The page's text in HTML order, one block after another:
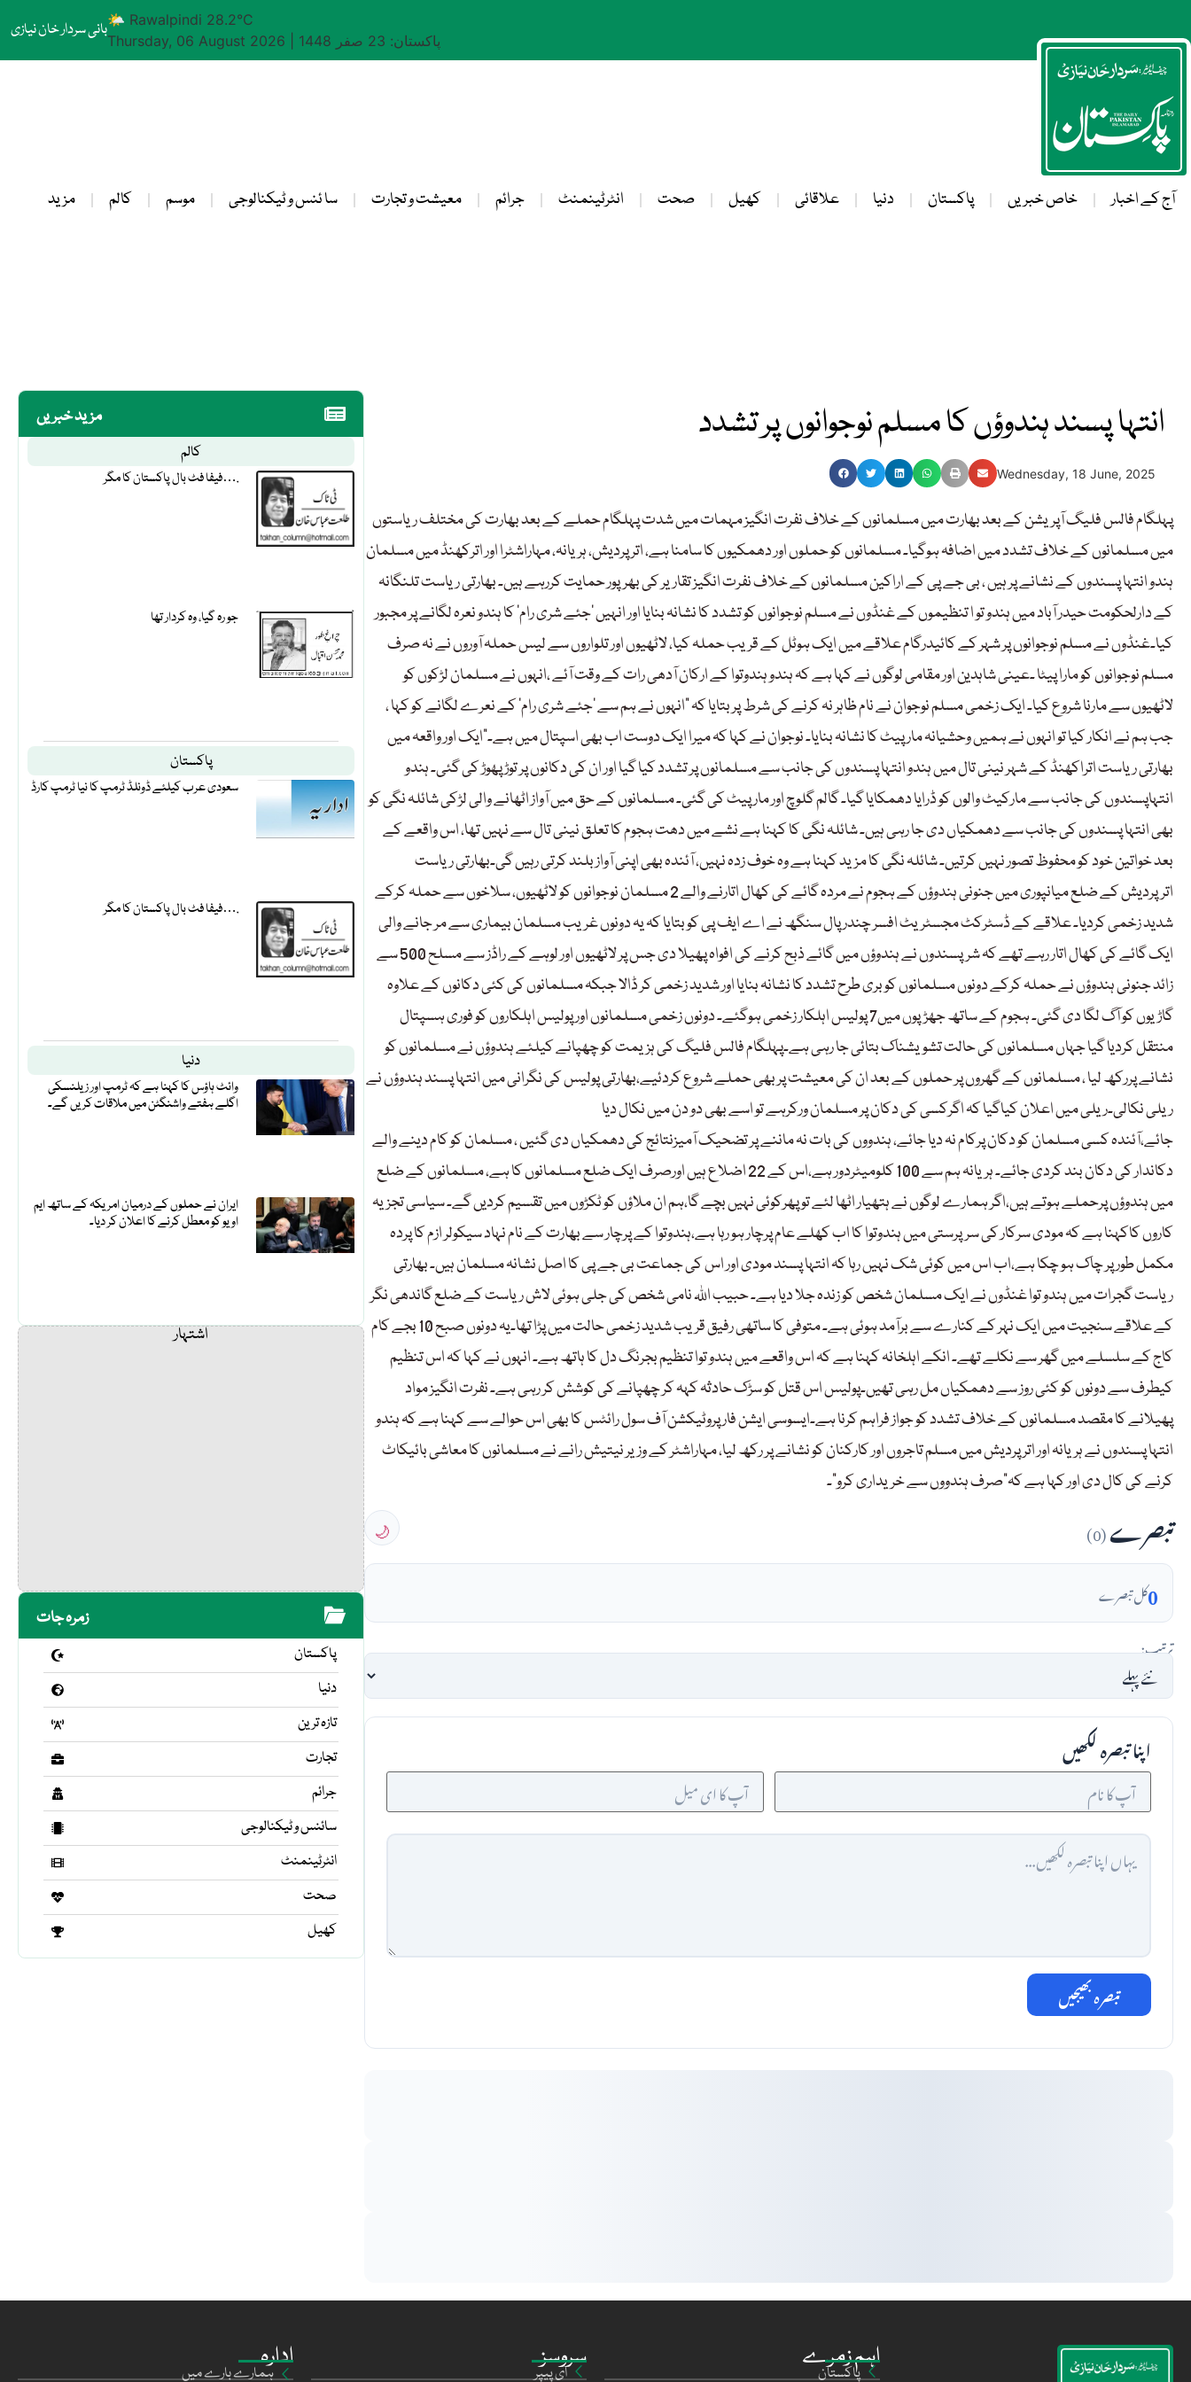
بانی سردار خان نیازی🌤 Rawalpindi 28.2°C
Thursday, 06 August 2026
پاکستان: 23 صفر 1448
آج کے اخبار خاص خبریں پاکستان دنیا علاقائی کھیل صحت انٹرٹینمنٹ جرائم معیشت و تجارت سا ئنس و ٹیکنالوجی موسم کالم مزید
مزید خبریں
کالم
فیفا فٹ بال پاکستان کا مگر….
جو رہ گیا، وہ کردار تھا
پاکستان
سعودی عرب کیلئے ڈونلڈ ٹرمپ کا نیا ٹرمپ کارڈ
فیفا فٹ بال پاکستان کا مگر….
دنیا
وائٹ ہاؤس کا کہنا ہے کہ ٹرمپ اور زیلنسکی
اگلے ہفتے واشنگٹن میں ملاقات کریں گے۔
ایران نے حملوں کے درمیان امریکہ کے ساتھ ایم
او یو کو معطل کرنے کا اعلان کر دیا۔
اشتہار
زمرہ جات
پاکستان
دنیا
تازہ ترین
تجارت
جرائم
سائنس و ٹیکنالوجی
انٹرٹینمنٹ
صحت
کھیل
انتہا پسند ہندوؤں کا مسلم نوجوانوں پر تشدد
Wednesday, 18 June, 2025
پہلگام فالس فلیگ آپریشن کے بعد بھارت میں مسلمانوں کے خلاف نفرت انگیز مہمات میں شدت پہلگام حملے کے بعد بھارت کی مختلف ریاستوں
میں مسلمانوں کے خلاف تشدد میں اضافہ ہوگیا۔ مسلمانوں کو حملوں اور دھمکیوں کا سامنا ہے، اتر پردیش، ہریانہ، مہاراشٹرا اور اترکھنڈ میں مسلمان
ہندو انتہا پسندوں کے نشانے پر ہیں ، بی جے پی کے اراکین مسلمانوں کے خلاف نفرت انگیز تقاریر کی بھرپور حمایت کررہے ہیں۔ بھارتی ریاست تلنگانہ
کے دارلحکومت حیدر آباد میں ہندو تو ا تنظیموں کے غنڈوں نے مسلم نوجوانوں کو تشدد کا نشانہ بنایا اور انہیں ‘جئے شری رام’ کا ہندو نعرہ لگانے پر مجبور
کیا۔غنڈوں نے مسلم نوجوانوں پر شہر کے کائیدرگام علاقے میں ایک ہوٹل کے قریب حملہ کیا، لاٹھیوں اور تلواروں سے لیس حملہ آوروں نے نہ صرف
مسلم نوجوانوں کو مارا پیٹا ۔عینی شاہدین اور مقامی لوگوں نے کہا ہے کہ ہندو ہندوتوا کے ارکان آدھی رات کے وقت آئے ،انہوں نے مسلمان لڑکوں کو
لاٹھیوں سے مارنا شروع کیا۔ ایک زخمی مسلم نوجوان نے نام ظاہر نہ کرنے کی شرط پر بتایا کہ ”انہوں نے ہم سے ‘جئے شری رام’ کے نعرے لگانے کو کہا ،
جب ہم نے انکار کیا تو انہوں نے ہمیں وحشیانہ مار پیٹ کا نشانہ بنایا۔ نوجوان نے کہا کہ میرا ایک دوست اب بھی اسپتال میں ہے۔”ایک اور واقعہ میں
بھارتی ریاست اتراکھنڈ کے شہر نینی تال میں ہندو انتہا پسندوں کی جانب سے مسلمانوں پر تشدد کیا گیا اور ان کی دکانوں پر توڑ پھوڑ کی گئی۔ ہندو
انتہاپسندوں کی جانب سے مارکیٹ والوں کو ڈرایا دھمکایا گیا۔ گالم گلوچ اور مار پیٹ کی گئی۔ مسلمانوں کے حق میں آواز اٹھانے والی لڑکی شائلہ نگی کو
بھی انتہا پسندوں کی جانب سے دھمکیاں دی جا رہی ہیں۔ شائلہ نگی کا کہنا ہے نشے میں دھت ہجوم کا تعلق نینی تال سے نہیں تھا، اس واقعے کے
بعد خواتین خود کو محفوظ تصور نہیں کرتیں۔ شائلہ نگی کا مزید کہنا ہے وہ خوف زدہ نہیں، آئندہ بھی اپنی آواز بلند کرتی رہیں گی۔بھارتی ریاست
اترپردیش کے ضلع میانپوری میں جنونی ہندوؤں کے ہجوم نے مردہ گائے کی کھال اتارنے والے 2 مسلمان نوجوانوں کو لاٹھیوں، سلاخوں سے حملہ کرکے
شدید زخمی کردیا۔ علاقے کے ڈسٹرکٹ مجسٹریٹ افسر چندر پال سنگھ نے اے ایف پی کو بتایا کہ یہ دونوں غریب مسلمان بیماری سے مر جانے والی
ایک گائے کی کھال اتار رہے تھے کہ شرپسندوں نے ہندوؤں میں گائے ذبح کرنے کی افواہ پھیلا دی جس پر لاٹھیوں اور لوہے کے راڈز سے مسلح 500 سے
زائد جنونی ہندوؤں نے حملہ کرکے دونوں مسلمانوں کو بری طرح تشدد کا نشانہ بنایا اور شدید زخمی کر ڈالا جبکہ مسلمانوں کی کئی دکانوں کے علاوہ
گاڑیوں کو آگ لگا دی گئی۔ ہجوم کے ساتھ جھڑپوں میں7 پولیس اہلکار زخمی ہوگئے۔ دونوں زخمی مسلمانوں اور پولیس اہلکاروں کو فوری ہسپتال
منتقل کردیا گیا جہاں مسلمانوں کی حالت تشویشناک بتائی جا رہی ہے۔پہلگام فالس فلیگ کی ہزیمت کو چھپانے کیلئے ہندوؤں نے مسلمانوں کو
نشانے پررکھ لیا ، مسلمانوں کے گھروں پر حملوں کے بعد ان کی معیشت پربھی حملے شروع کردئیے،بھارتی پولیس کی نگرانی میں انتہا پسند ہندوؤں نے
ریلی نکالی۔ریلی میں اعلان کیاگیا کہ اگرکسی کی دکان پر مسلمان ورکرہے تو اسے بھی دو دن میں نکال دیا
جائے،آئندہ کسی مسلمان کو دکان پرکام نہ دیا جائے، ہندووں کی بات نہ ماننے پر تضحیک آمیزنتائج کی دھمکیاں دی گئیں ، مسلمان کو کام دینے والے
دکاندار کی دکان بند کردی جائے۔ ہریانہ ہم سے 100 کلومیٹردور ہے،اس کے 22 اضلاع ہیں اورصرف ایک ضلع مسلمانوں کا ہے، مسلمانوں کے ضلع
میں ہندوؤں پرحملے ہوتے ہیں،اگر ہمارے لوگوں نے ہتھیار اٹھا لئے تو پھرکوئی نہیں بچے گا،ہم ان ملاؤں کو ٹکڑوں میں تقسیم کردیں گے۔ سیاسی تجزیہ
کاروں کاکہنا ہے کہ مودی سرکار کی سرپرستی میں ہندوتوا کا اب کھلے عام پرچار ہو رہا ہے،ہندوتوا کے پرچار سے بھارت کے نام نہاد سیکولر ازم کا پردہ
مکمل طور پر چاک ہو چکا ہے،اب اس میں کوئی شک نہیں رہا کہ انتہا پسند مودی اور اس کی جماعت بی جے پی کا اصل نشانہ مسلمان ہیں۔ بھارتی
ریاست گجرات میں ہندو توا غنڈوں نے ایک مسلمان شخص کو زندہ جلا دیا ہے۔ حبیب اللہ نامی شخص کی جلی ہوئی لاش ریاست کے ضلع گاندھی نگر
کے علاقے سنجیت میں ایک نہر کے کنارے سے برآمد ہوئی ہے۔ متوفی کا ساتھی رفیق قریب شدید زخمی حالت میں پڑا تھا۔یہ دونوں صبح 10 بجے کام
کاج کے سلسلے میں گھر سے نکلے تھے۔ انکے اہلخانہ کہنا ہے کہ اس واقعے میں ہندو توا تنظیم بجرنگ دل کا ہاتھ ہے۔ انہوں نے کہا کہ اس تنظیم
کیطرف سے دونوں کو کئی روز سے دھمکیاں مل رہی تھیں۔پولیس اس قتل کو سڑک حادثہ کہہ کر چھپانے کی کوشش کر رہی ہے۔ نفرت انگیز مواد
پھیلانے کا مقصد مسلمانوں کے خلاف تشدد کو جواز فراہم کرنا ہے۔ایسوسی ایشن فار پروٹیکشن آف سول رائٹس کا بھی اس حوالے سے کہنا ہے کہ ہندو
انتہا پسندوں نے ہریانہ اور اتر پردیش میں مسلم تاجروں اور کارکنان کو نشانے پر رکھ لیا، مہاراشٹر کے وزیر نیتیش رانے نے مسلمانوں کا معاشی بائیکاٹ
کرنے کی کال دی اور کہا ہے کہ”صرف ہندووں سے خریداری کرو”۔
تبصرے(0)
🌙
0کل تبصرے
ترتیب:
اپنا تبصرہ لکھیں
تبصرہ بھیجیں
ادارہ
ہمارے بارے میں
سروسز
ای پیپر
اہم زمرے
پاکستان